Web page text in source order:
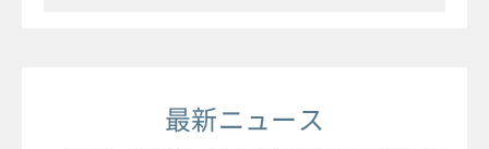
最新ニュース